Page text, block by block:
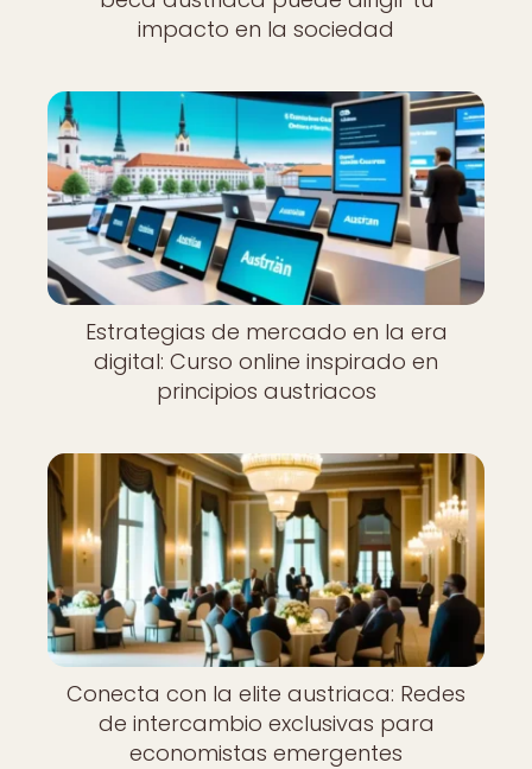
impacto en la sociedad
Estrategias de mercado en la era
digital: Curso online inspirado en
principios austriacos
Conecta con la elite austriaca: Redes
de intercambio exclusivas para
economistas emergentes